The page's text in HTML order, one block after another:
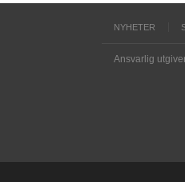
NYHETER
Ansvarlig